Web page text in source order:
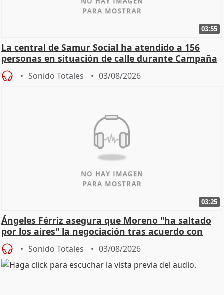
03:55
La central de Samur Social ha atendido a 156
personas en situación de calle durante Campaña
de Calor
Sonido Totales 03/08/2026
03:25
Ángeles Férriz asegura que Moreno "ha saltado
por los aires" la negociación tras acuerdo con
SMA
Sonido Totales 03/08/2026